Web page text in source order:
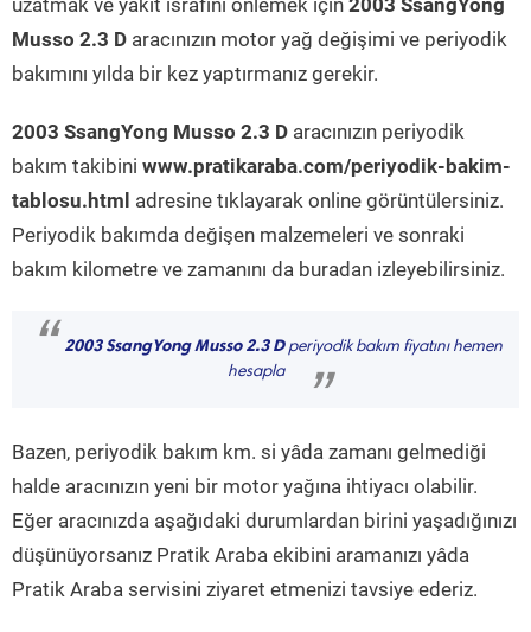
uzatmak ve yakıt israfını önlemek için 2003 SsangYong
Musso 2.3 D aracınızın motor yağ değişimi ve periyodik
bakımını yılda bir kez yaptırmanız gerekir.
2003 SsangYong Musso 2.3 D aracınızın periyodik
bakım takibini www.pratikaraba.com/periyodik-bakim-
tablosu.html adresine tıklayarak online görüntülersiniz.
Periyodik bakımda değişen malzemeleri ve sonraki
bakım kilometre ve zamanını da buradan izleyebilirsiniz.
“ 2003 SsangYong Musso 2.3 Dperiyodik bakım fiyatını hemen
hesapla
”
Bazen, periyodik bakım km. si yâda zamanı gelmediği
halde aracınızın yeni bir motor yağına ihtiyacı olabilir.
Eğer aracınızda aşağıdaki durumlardan birini yaşadığınızı
düşünüyorsanız Pratik Araba ekibini aramanızı yâda
Pratik Araba servisini ziyaret etmenizi tavsiye ederiz.